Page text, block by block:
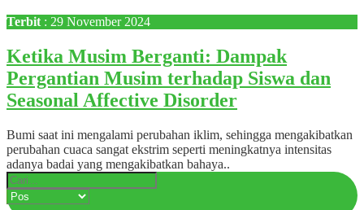
Terbit : 29 November 2024
Ketika Musim Berganti: Dampak
Pergantian Musim terhadap Siswa dan
Seasonal Affective Disorder
Bumi saat ini mengalami perubahan iklim, sehingga mengakibatkan
perubahan cuaca sangat ekstrim seperti meningkatnya intensitas
adanya badai yang mengakibatkan bahaya..